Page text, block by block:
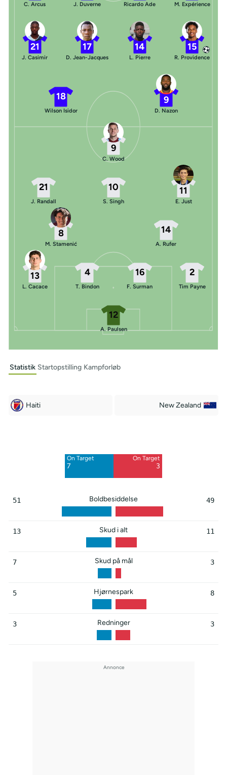
M. Expérience
Ricardo Ade
J. Duverne
C. Arcus
15
R. Providence
14
L. Pierre
17
D. Jean-Jacques
21
J. Casimir
9
D. Nazon
18
Wilson Isidor
12
A. Paulsen
13
L. Cacace
4
T. Bindon
16
F. Surman
2
Tim Payne
8
M. Stamenić
14
A. Rufer
21
J. Randall
10
S. Singh
11
E. Just
9
C. Wood
Statistik Startopstilling Kampforløb
Haiti New Zealand
On Target
7
On Target
3
51 Boldbesiddelse 49
13 Skud i alt 11
7 Skud på mål 3
5 Hjørnespark 8
3 Redninger 3